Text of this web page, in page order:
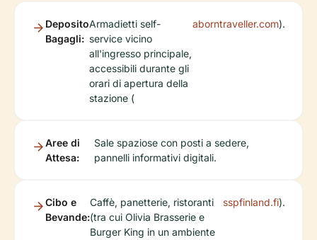
Deposito
Bagagli:
Armadietti self-
service vicino
all'ingresso principale,
accessibili durante gli
orari di apertura della
stazione (
aborntraveller.com).
Aree di
Attesa:
Sale spaziose con posti a sedere,
pannelli informativi digitali.
Cibo e
Bevande:
Caffè, panetterie, ristoranti
(tra cui Olivia Brasserie e
Burger King in un ambiente
sspfinland.fi).